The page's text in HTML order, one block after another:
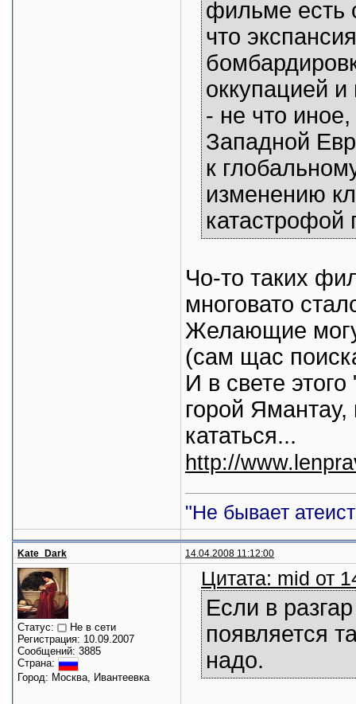
фильме есть
что
оккупацией
- не что иное,
Западной
к
изменению
катастрофой
Чо-то таких
многовато
Желающие
(сам щас
И в свете
горой
кататься...
http://
"Не бывает
Kate_Dark 14.04.2008 11:12:00
Статус:
Не в сети
Регистрация: 10.09.2007
Сообщений: 3885
Страна:
Город: Москва, Ивантеевка
Цитата: mid от
Если в
появляется
надо.